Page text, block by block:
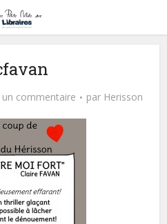
commentaire par Herisson